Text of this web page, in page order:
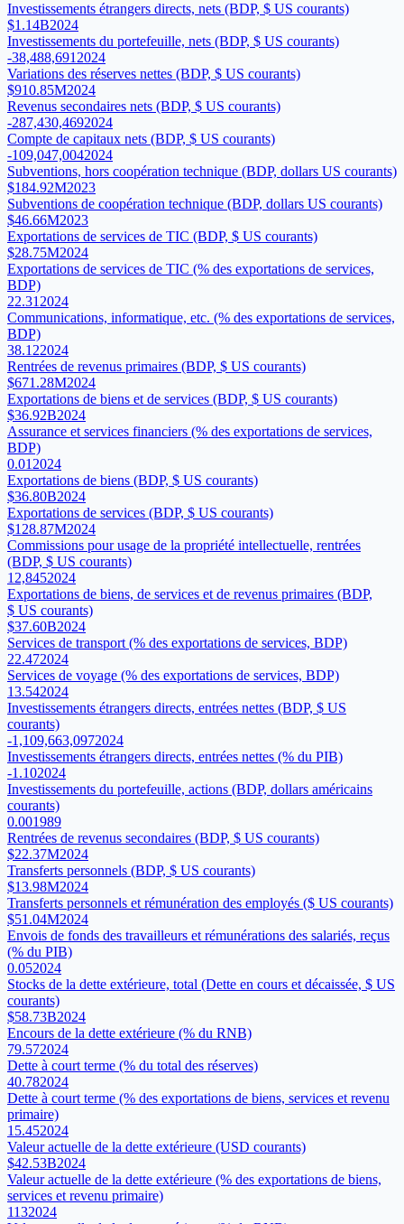
Investissements étrangers directs, nets (BDP, $ US courants)
$1.14B2024
Investissements du portefeuille, nets (BDP, $ US courants)
-38,488,691 2024
Variations des réserves nettes (BDP, $ US courants)
$910.85M2024
Revenus secondaires nets (BDP, $ US courants)
-287,430,4692024
Compte de capitaux nets (BDP, $ US courants)
-109,047,0042024
Subventions, hors coopération technique (BDP, dollars US courants)
$184.92M2023
Subventions de coopération technique (BDP, dollars US courants)
$46.66M2023
Exportations de services de TIC (BDP, $ US courants)
$28.75M2024
Exportations de services de TIC (% des exportations de services,
BDP)
22.31 2024
Communications, informatique, etc. (% des exportations de services,
BDP)
38.122024
Rentrées de revenus primaires (BDP, $ US courants)
$671.28M2024
Exportations de biens et de services (BDP, $ US courants)
$36.92B2024
Assurance et services financiers (% des exportations de services,
BDP)
0.01 2024
Exportations de biens (BDP, $ US courants)
$36.80B2024
Exportations de services (BDP, $ US courants)
$128.87M2024
Commissions pour usage de la propriété intellectuelle, rentrées
(BDP, $ US courants)
12,8452024
Exportations de biens, de services et de revenus primaires (BDP,
$ US courants)
$37.60B2024
Services de transport (% des exportations de services, BDP)
22.472024
Services de voyage (% des exportations de services, BDP)
13.542024
Investissements étrangers directs, entrées nettes (BDP, $ US
courants)
-1,109,663,0972024
Investissements étrangers directs, entrées nettes (% du PIB)
-1.102024
Investissements du portefeuille, actions (BDP, dollars américains
courants)
0.001989
Rentrées de revenus secondaires (BDP, $ US courants)
$22.37M2024
Transferts personnels (BDP, $ US courants)
$13.98M2024
Transferts personnels et rémunération des employés ($ US courants)
$51.04M2024
Envois de fonds des travailleurs et rémunérations des salariés, reçus
(% du PIB)
0.052024
Stocks de la dette extérieure, total (Dette en cours et décaissée, $ US
courants)
$58.73B2024
Encours de la dette extérieure (% du RNB)
79.572024
Dette à court terme (% du total des réserves)
40.782024
Dette à court terme (% des exportations de biens, services et revenu
primaire)
15.452024
Valeur actuelle de la dette extérieure (USD courants)
$42.53B2024
Valeur actuelle de la dette extérieure (% des exportations de biens,
services et revenu primaire)
1132024